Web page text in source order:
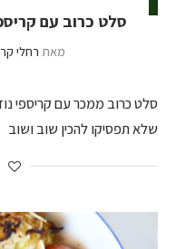
סלט כרוב עם
מאת רחלי
סלט כרוב ממכר עם קריספי
שלא תפסיקו להכין שוב ושוב